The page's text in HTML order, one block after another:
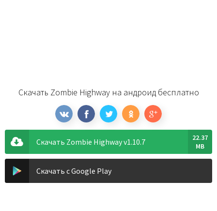
Скачать Zombie Highway на андроид бесплатно
Скачать Zombie Highway v1.10.7
22.37
MB
Скачать с Google Play